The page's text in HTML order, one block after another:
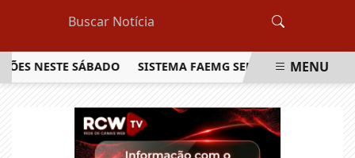
SÁBADO SISTEMA FAEMG SENAR LANÇA OMENU